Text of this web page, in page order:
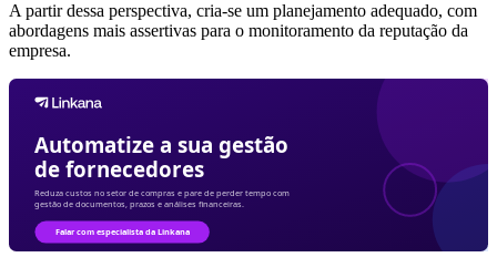
A partir dessa perspectiva, cria-se um planejamento adequado, com
abordagens mais assertivas para o monitoramento da reputação da
empresa.